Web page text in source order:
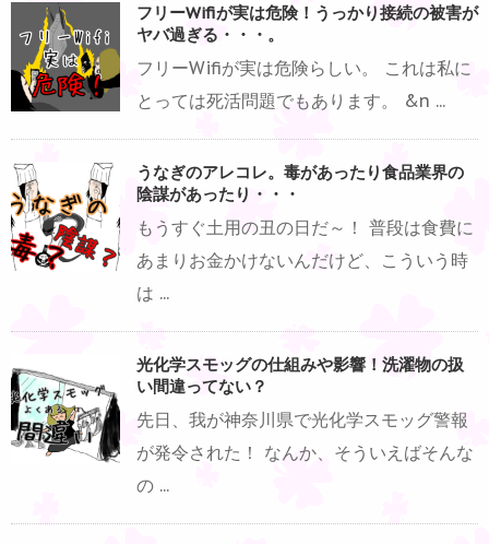
フリーWifiが実は危険！うっかり接続の被害が
ヤバ過ぎる・・・。
フリーWifiが実は危険らしい。 これは私に
とっては死活問題でもあります。 &n ...
うなぎのアレコレ。毒があったり食品業界の
陰謀があったり・・・
もうすぐ土用の丑の日だ～！ 普段は食費に
あまりお金かけないんだけど、こういう時
は ...
光化学スモッグの仕組みや影響！洗濯物の扱
い間違ってない？
先日、我が神奈川県で光化学スモッグ警報
が発令された！ なんか、そういえばそんな
の ...